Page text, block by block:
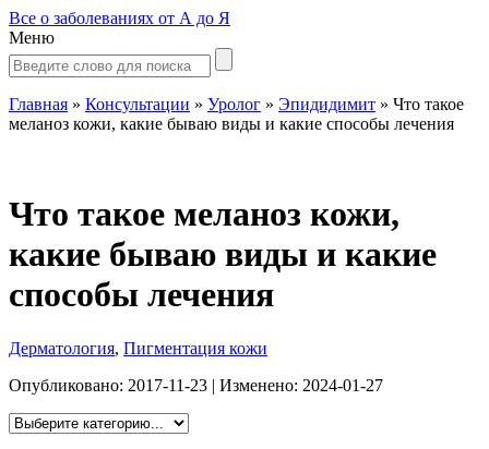
Все о заболеваниях от А до Я
Меню
Главная » Консультации » Уролог » Эпидидимит » Что такое
меланоз кожи, какие бываю виды и какие способы лечения
Что такое меланоз кожи,
какие бываю виды и какие
способы лечения
Дерматология, Пигментация кожи
Опубликовано: 2017-11-23 | Изменено: 2024-01-27